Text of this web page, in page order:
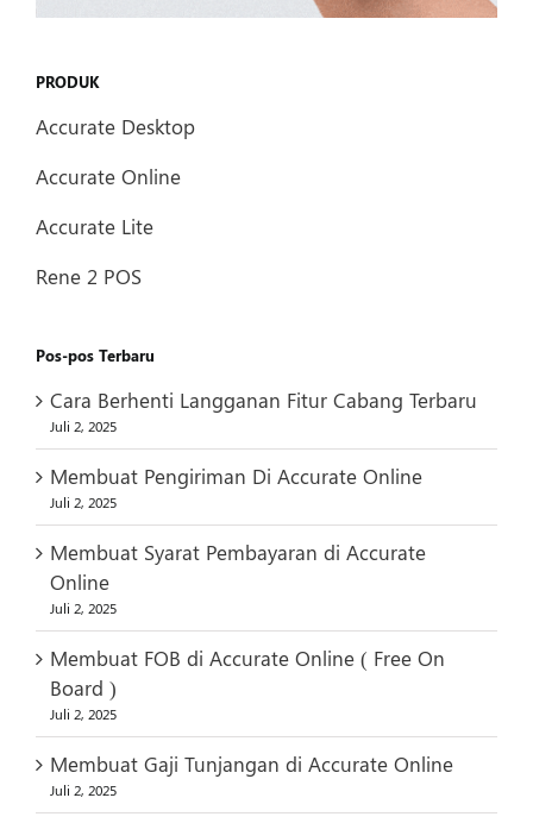
PRODUK
Accurate Desktop
Accurate Online
Accurate Lite
Rene 2 POS
Pos-pos Terbaru
Cara Berhenti Langganan Fitur Cabang Terbaru
Juli 2, 2025
Membuat Pengiriman Di Accurate Online
Juli 2, 2025
Membuat Syarat Pembayaran di Accurate
Online
Juli 2, 2025
Membuat FOB di Accurate Online ( Free On
Board )
Juli 2, 2025
Membuat Gaji Tunjangan di Accurate Online
Juli 2, 2025